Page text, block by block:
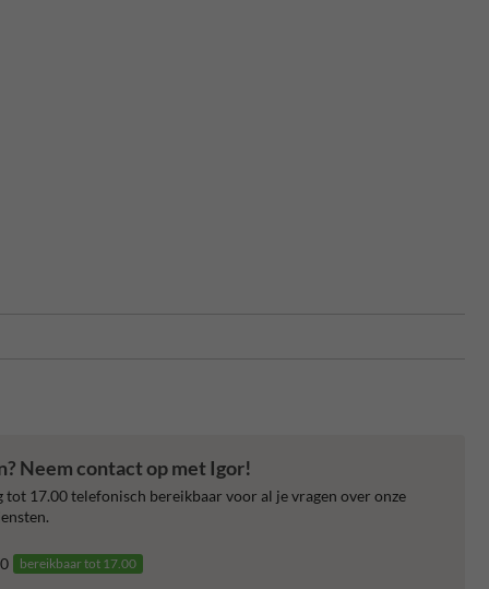
Neem contact op met Igor!
tot 17.00 telefonisch bereikbaar voor al je vragen over onze
bereikbaar tot 17.00